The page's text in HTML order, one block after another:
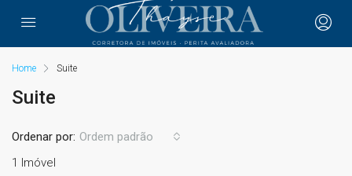
Home Suite
Suite
1 Imóvel
Ordenar por: Ordem padrão